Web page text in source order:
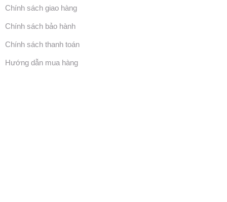
Chính sách giao hàng
Chính sách bảo hành
Chính sách thanh toán
Hướng dẫn mua hàng